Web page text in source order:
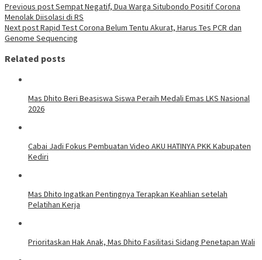
Previous postSempat Negatif, Dua Warga Situbondo Positif Corona
Menolak Diisolasi di RS
Next postRapid Test Corona Belum Tentu Akurat, Harus Tes PCR dan
Genome Sequencing
Related posts
Mas Dhito Beri Beasiswa Siswa Peraih Medali Emas LKS Nasional
2026
Cabai Jadi Fokus Pembuatan Video AKU HATINYA PKK Kabupaten
Kediri
Mas Dhito Ingatkan Pentingnya Terapkan Keahlian setelah
Pelatihan Kerja
Prioritaskan Hak Anak, Mas Dhito Fasilitasi Sidang Penetapan Wali